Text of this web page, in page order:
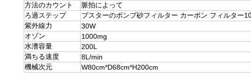
方法のカウント
脈拍によって
ろ過ステップ
ブスターのポンプ砂フィルター カーボン フィルター
紫外線力
30W
オゾン
1000mg
水漕容量
200L
満ちる速度
8L/min
機械次元
W80cm*D68cm*H200cm